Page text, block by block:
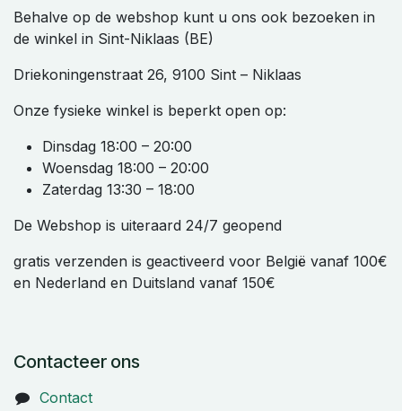
Behalve op de webshop kunt u ons ook bezoeken in
de winkel in Sint-Niklaas (BE)
Driekoningenstraat 26, 9100 Sint – Niklaas
Onze fysieke winkel is beperkt open op:
Dinsdag 18:00 – 20:00
Woensdag 18:00 – 20:00
Zaterdag 13:30 – 18:00
De Webshop is uiteraard 24/7 geopend
gratis verzenden is geactiveerd voor België vanaf 100€
en Nederland en Duitsland vanaf 150€
Contacteer ons
Contact